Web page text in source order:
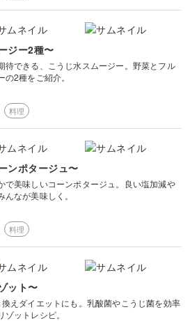
ジー2種〜
待できる、こうじ水スムージー。野菜とフル
2種をご紹介。
料理
ンポタージュ〜
で美味しいコーンポタージュ。良い塩加減や
なが美味しく。
料理
ット〜
えダイエットにも。乳酸菌やこうじ菌を効率
ットレシピ。